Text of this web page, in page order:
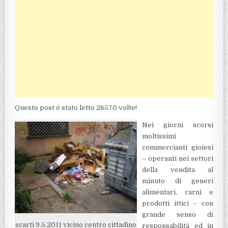
Questo post é stato letto 26570 volte!
scarti 9.5.2011 vicino centro cittadino
Nei giorni scorsi
moltissimi
commercianti gioiesi
– operanti nei settori
della vendita al
minuto di generi
alimentari, carni e
prodotti ittici – con
grande senso di
responsabilità ed in